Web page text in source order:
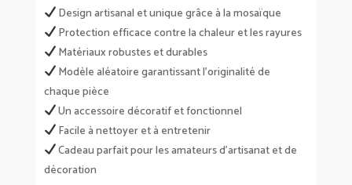
Design artisanal et unique grâce à la mosaïque
Protection efficace contre la chaleur et les rayures
Matériaux robustes et durables
Modèle aléatoire garantissant l’originalité de
chaque pièce
Un accessoire décoratif et fonctionnel
Facile à nettoyer et à entretenir
Cadeau parfait pour les amateurs d’artisanat et de
décoration